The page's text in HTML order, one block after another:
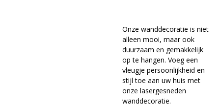
Onze wanddecoratie is niet
alleen mooi, maar ook
duurzaam en gemakkelijk
op te hangen. Voeg een
vleugje persoonlijkheid en
stijl toe aan uw huis met
onze lasergesneden
wanddecoratie.